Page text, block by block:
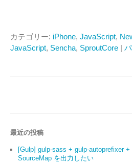
カテゴリー: iPhone, JavaScript,
JavaScript, Sencha, SproutCore |
最近の投稿
[Gulp] gulp-sass + gulp-autoprefixer
SourceMap を出力したい